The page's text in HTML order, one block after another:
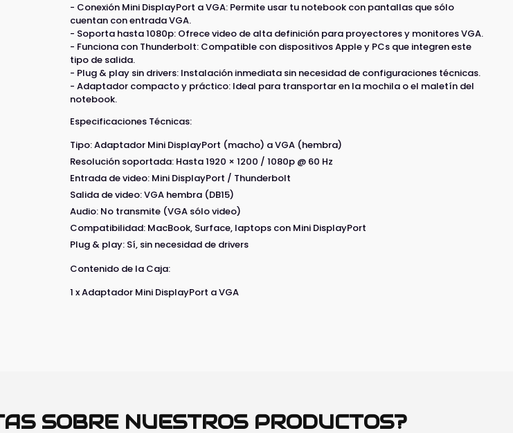
- Conexión Mini DisplayPort a VGA: Permite usar tu notebook con pantallas que sólo
cuentan con entrada VGA.
- Soporta hasta 1080p: Ofrece video de alta definición para proyectores y monitores VGA.
- Funciona con Thunderbolt: Compatible con dispositivos Apple y PCs que integren este
tipo de salida.
- Plug & play sin drivers: Instalación inmediata sin necesidad de configuraciones técnicas.
- Adaptador compacto y práctico: Ideal para transportar en la mochila o el maletín del
notebook.
Especificaciones Técnicas:
Tipo: Adaptador Mini DisplayPort (macho) a VGA (hembra)
Resolución soportada: Hasta 1920 × 1200 / 1080p @ 60 Hz
Entrada de video: Mini DisplayPort / Thunderbolt
Salida de video: VGA hembra (DB15)
Audio: No transmite (VGA sólo video)
Compatibilidad: MacBook, Surface, laptops con Mini DisplayPort
Plug & play: Sí, sin necesidad de drivers
Contenido de la Caja:
1 x Adaptador Mini DisplayPort a VGA
SOBRE NUESTROS PRODUCTOS?